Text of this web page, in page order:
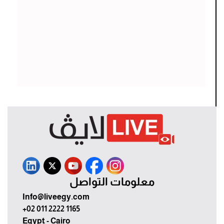
معلومات التواصل
Info@liveegy.com
+02 011 2222 1165
Egypt - Cairo